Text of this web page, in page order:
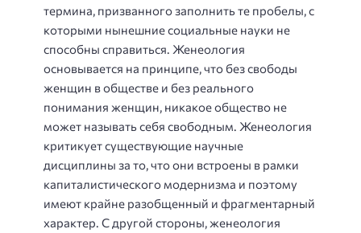
термина, призванного заполнить те пробелы, с
которыми нынешние социальные науки не
способны справиться. Женеология
основывается на принципе, что без свободы
женщин в обществе и без реального
понимания женщин, никакое общество не
может называть себя свободным. Женеология
критикует существующие научные
дисциплины за то, что они встроены в рамки
капиталистического модернизма и поэтому
имеют крайне разобщенный и фрагментарный
характер. С другой стороны, женеология